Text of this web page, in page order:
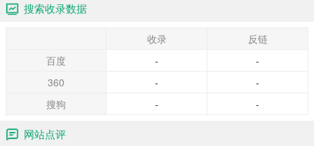
搜索收录数据
收录
反链
百度
-
-
360
-
-
搜狗
- -
网站点评